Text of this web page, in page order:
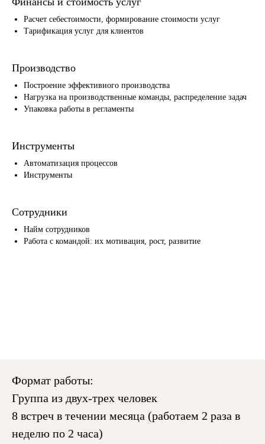
Расчет себестоимости, формирование стоимости услуг
Тарификация услуг для клиентов
Производство
Построение эффективного производства
Нагрузка на производственные команды, распределение задач
Упаковка работы в регламенты
Инструменты
Автоматизация процессов
Инструменты
Сотрудники
Найм сотрудников
Работа с командой: их мотивация, рост, развитие
Формат работы:
Группа из двух-трех человек
8 встреч в течении месяца (работаем 2 раза в
неделю по 2 часа)